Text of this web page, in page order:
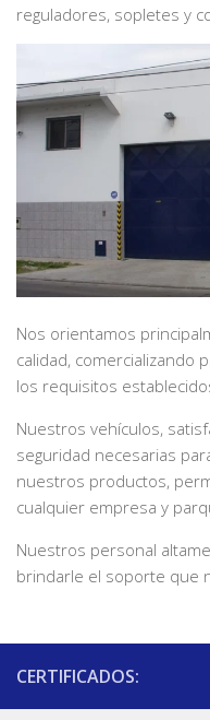
reguladores, sopletes y
Nos orientamos
calidad, comercializando
los requisitos
Nuestros vehículos,
seguridad necesarias
nuestros productos,
cualquier empresa y
Nuestros personal
brindarle el soporte que
CERTIFICADOS: